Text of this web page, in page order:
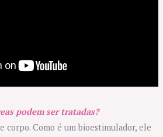
podem ser tratadas?
corpo. Como é um bioestimulador, ele